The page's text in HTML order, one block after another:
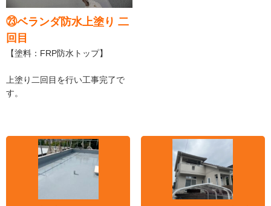
㉓ベランダ防水上塗り 二
回目
【塗料：FRP防水トップ】
上塗り二回目を行い工事完了で
す。